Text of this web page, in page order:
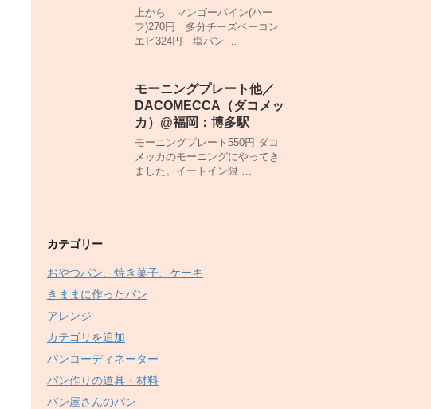
上から マンゴーパイン(ハー
フ)270円 多分チーズベーコン
エピ324円 塩パン …
モーニングプレート他／
DACOMECCA（ダコメッ
カ）@福岡：博多駅
モーニングプレート550円 ダコ
メッカのモーニングにやってき
ました。イートイン限 …
カテゴリー
おやつパン、焼き菓子、ケーキ
きままに作ったパン
アレンジ
カテゴリを追加
パンコーディネーター
パン作りの道具・材料
パン屋さんのパン